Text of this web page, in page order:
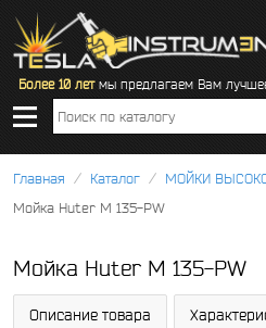
Более 10 летмы предлагаем Вам
Главная / Каталог / МОЙКИ
Мойка Huter M 135-PW
Мойка Huter M 135-PW
Описание товара